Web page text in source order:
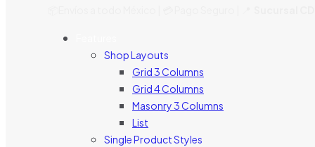
Shop Layouts
Grid 3 Columns
Grid 4 Columns
Masonry 3 Columns
List
Single Product Styles